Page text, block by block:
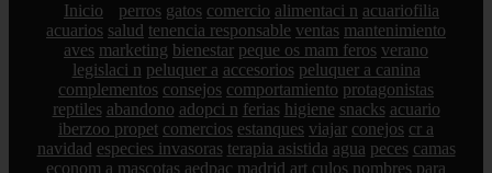
Inicio perros gatos comercio alimentaci n acuariofilia
acuarios salud tenencia responsable ventas mantenimiento
aves marketing bienestar peque os mam feros verano
legislaci n peluquer a accesorios peluquer a canina
complementos consejos comportamiento protagonistas
reptiles abandono adopci n ferias higiene snacks acuario
iberzoo propet comercios estanques viajar conejos cr a
navidad especies invasoras terapia asistida agua peces camas
econom a mascotas aedpac madrid art culos nombres para